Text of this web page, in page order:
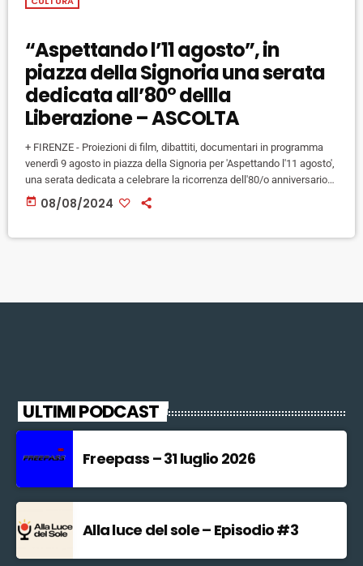
“Aspettando l’11 agosto”, in
piazza della Signoria una serata
dedicata all’80° dellla
Liberazione – ASCOLTA
+ FIRENZE - Proiezioni di film, dibattiti, documentari in programma
venerdì 9 agosto in piazza della Signoria per 'Aspettando l'11 agosto',
una serata dedicata a celebrare la ricorrenza dell'80/o anniversario
della Liberazione di Firenze. Oltre all'assessora alla cultura della
Memoria Benedetta Albanese interverranno il presidente della
today 08/08/2024
ULTIMI PODCAST
Freepass – 31 luglio 2026
Alla luce del sole – Episodio #3